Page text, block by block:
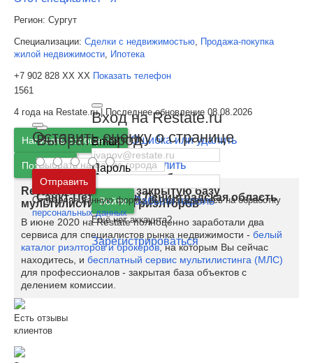
Выбрать город
Москва и
Московская область
Санкт-Петербург иЛенинградская область
Вход на Restate.ru
Email
Пароль
Войти Забыли пароль
Ещё нет аккаунта?
Зарегистрироваться
Регион: Сургут
Специализации: Сделки с недвижимостью, Продажа-покупка
жилой недвижимости, Ипотека
+7 902 828 XX XX Показать телефон
1561
4 года на Restate.ru | Последнее обновление 08.08.2026
Написать сообщение Ошибка или удалить
Позвонить Ошибка или удалить
Restate.ru запускает закрытую базу
мультилистинга для риэлторов
В июне 2020 на Restate полноценно заработали два
сервиса для специалистов рынка недвижимости - белый
каталог риэлторов и брокеров, на которым Вы сейчас
находитесь, и бесплатный сервис мультилистинга (МЛС)
для профессионалов - закрытая база объектов с
делением комиссии.
Есть отзывы
клиентов
Оставить оценку о странице
Отправить
Отправляя данную форму, вы соглашаетесь на обработку
персональных данных